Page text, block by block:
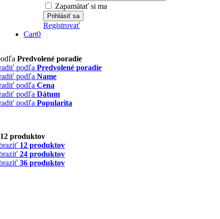
Zapamätať si ma
Registrovať
Cart0
Predvolené poradie
podľa Predvolené poradie
podľa Name
podľa Cena
podľa Dátum
podľa Popularita
12 produktov
12 produktov
24 produktov
36 produktov